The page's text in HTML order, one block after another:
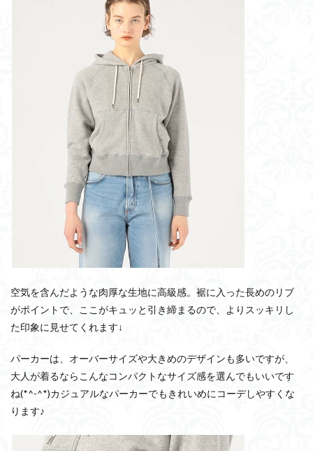
空気を含んだような肉厚な生地に高級感。裾に入った長めのリブ
がポイントで、ここがキュッと引き締まるので、よりスッキリし
た印象に見せてくれます↓
パーカーは、オーバーサイズや大きめのデザインも多いですが、
大人が着るならこんなコンパクトなサイズ感を選んでもいいです
ね(*^-^*)カジュアルなパーカーでもきれいめにコーデしやすくな
ります♪